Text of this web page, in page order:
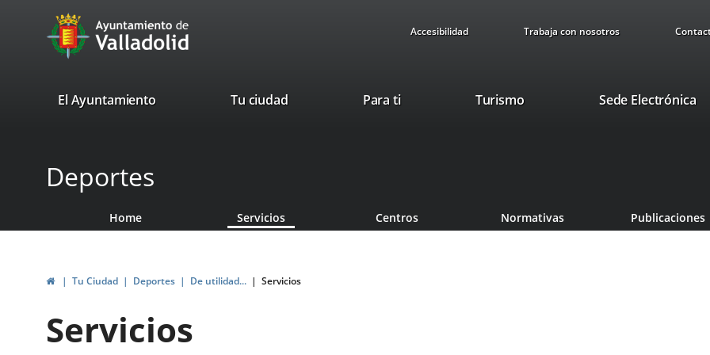
Portal
Web
Ayuntamiento
Valladolid
Accesibilidad Trabaja con nosotros
valladolid.es
El Ayuntamiento Tu ciudad Para ti TurismoThis
up
Sede Electrónica
Deportes
Home Servicios Centros Normativas Publicaciones
HomeTu Ciudad Deportes De utilidad... Servicios
Servicios